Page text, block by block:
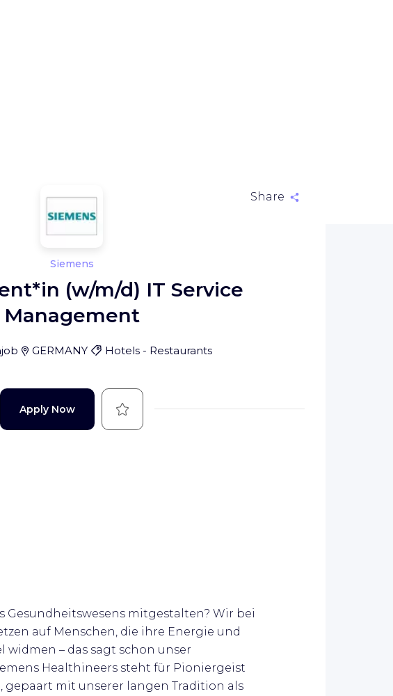
Share
Siemens
(w/m/d) IT Service
Management
GERMANY Hotels - Restaurants
Apply Now Save
Gesundheitswesens mitgestalten? Wir bei
auf Menschen, die ihre Energie und
widmen – das sagt schon unser
Healthineers steht für Pioniergeist
gepaart mit unserer langen Tradition als